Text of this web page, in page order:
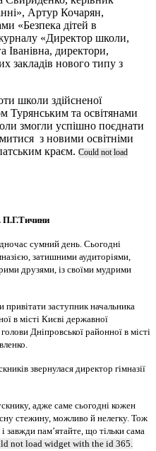
Артур Кочарян,
«Безпека дітей в
«Директор школи,
Іванівна, директори,
закладів нового типу з
школи здійсненої
Турянським та освітянами
змогли успішно поєднати
з новими освітніми
краєм. Could not load
П.Г.Тичини
сумний день. Сьогодні
затишними аудиторіями,
друзями, із своїми мудрими
привітати заступник начальника
в місті Києві державної
Дніпровської районної в місті
звернулася директор гімназії
адже саме сьогодні кожен
стежину, можливо й нелегку. Тож
пам’ятайте, що тільки сама
not load widget with the id 365.